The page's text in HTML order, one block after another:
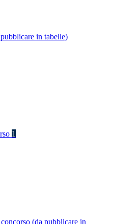
in tabelle)
1
(da pubblicare in